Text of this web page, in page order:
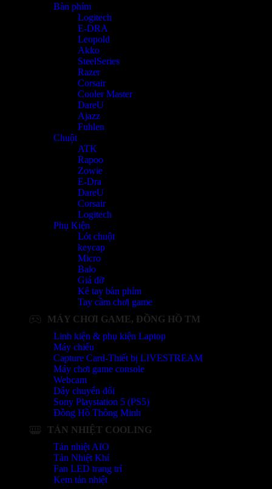
Bàn phím
Logitech
E-DRA
Leopold
Akko
SteelSeries
Razer
Corsair
Cooler Master
DareU
Ajazz
Fuhlen
Chuột
ATK
Rapoo
Zowie
E-Dra
DareU
Corsair
Logitech
Phụ Kiện
Lót chuột
keycap
Micro
Balo
Giá đỡ
Kê tay bàn phím
Tay cầm chơi game
MÁY CHƠI GAME, ĐỒNG HỒ TM
Linh kiện & phụ kiện Laptop
Máy chiếu
Capture Card-Thiết bị LIVESTREAM
Máy chơi game console
Webcam
Dây chuyển đổi
Sony Playstation 5 (PS5)
Đồng Hồ Thông Minh
TẢN NHIỆT COOLING
Tản nhiệt AIO
Tản Nhiệt Khí
Fan LED trang trí
Kem tản nhiệt